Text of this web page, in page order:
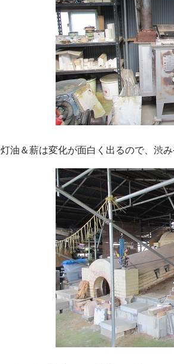
灯油＆薪は変化が面白く出るので、渋